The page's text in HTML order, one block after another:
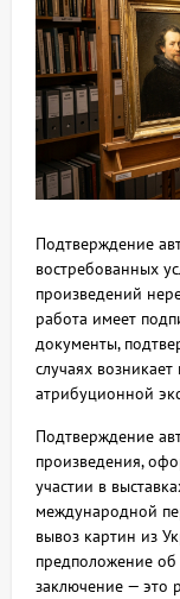
Подтверждение
востребованных
произведений
работа имеет
документы,
случаях
атрибуционной
Подтверждение
произведения,
участии в
международной
вывоз картин из
предположение об
заключение — это